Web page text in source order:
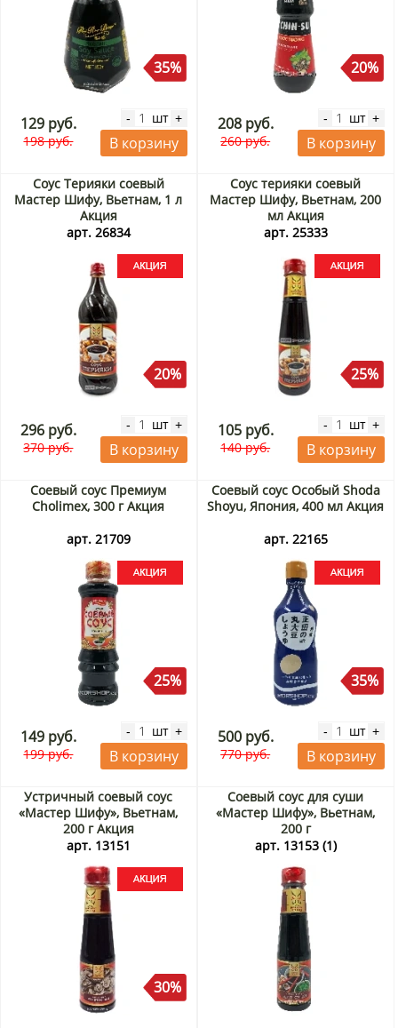
35%
129 руб.
198 руб.
- шт +
В корзину
20%
208 руб.
260 руб.
- шт +
В корзину
Соус Терияки соевый
Мастер Шифу, Вьетнам, 1 л
Акция
арт. 26834
20%
296 руб.
370 руб.
- шт +
В корзину
Соус терияки соевый
Мастер Шифу, Вьетнам, 200
мл Акция
арт. 25333
25%
105 руб.
140 руб.
- шт +
В корзину
Cоевый соус Премиум
Cholimex, 300 г Акция
арт. 21709
25%
149 руб.
199 руб.
- шт +
В корзину
Соевый соус Особый Shoda
Shoyu, Япония, 400 мл Акция
арт. 22165
35%
500 руб.
770 руб.
- шт +
В корзину
Устричный соевый соус
«Мастер Шифу», Вьетнам,
200 г Акция
арт. 13151
30%
Соевый соус для суши
«Мастер Шифу», Вьетнам,
200 г
арт. 13153 (1)